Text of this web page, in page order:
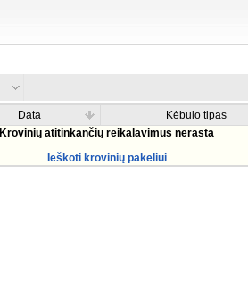
Data Kėbulo tipas
Krovinių atitinkančių reikalavimus nerasta
Ieškoti krovinių pakeliui